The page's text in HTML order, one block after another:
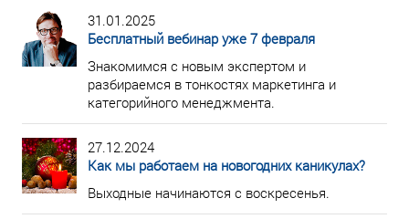
31.01.2025
Бесплатный вебинар уже 7 февраля
Знакомимся с новым экспертом и
разбираемся в тонкостях маркетинга и
категорийного менеджмента.
27.12.2024
Как мы работаем на новогодних каникулах?
Выходные начинаются с воскресенья.